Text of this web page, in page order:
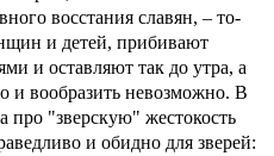
восстания славян, – то-
и детей, прибивают
и оставляют так до утра, а
и вообразить невозможно. В
про "зверскую" жестокость
и обидно для зверей: